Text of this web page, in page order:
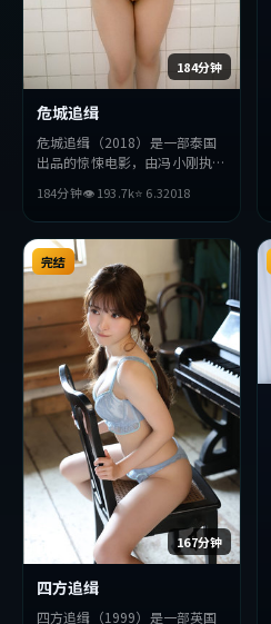
184分钟
危城追缉
危城追缉（2018）是一部泰国
出品的惊悚电影，由冯小刚执
秉宪等主演。影片在叙事与视听
上力求突破，探讨人性与抉择，
节奏张弛有度，适合喜欢该类型
的观众完整观看。
184分钟👁193.7k⭐ 6.32018
167分钟
完结
四方追缉
四方追缉（1999）是一部英国